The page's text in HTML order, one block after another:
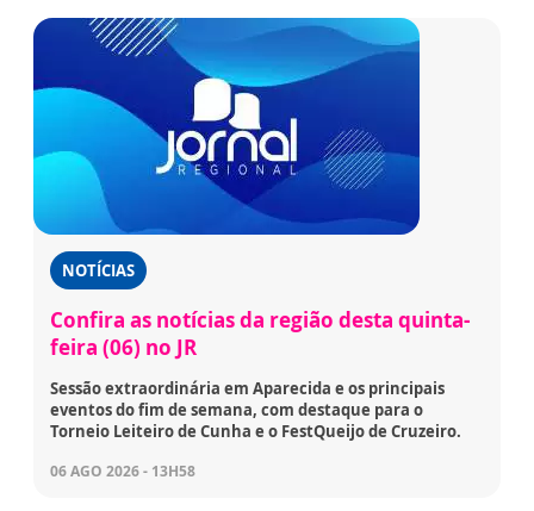
NOTÍCIAS
Confira as notícias da região desta quinta-
feira (06) no JR
Sessão extraordinária em Aparecida e os principais
eventos do fim de semana, com destaque para o
Torneio Leiteiro de Cunha e o FestQueijo de Cruzeiro.
06 AGO 2026 - 13H58